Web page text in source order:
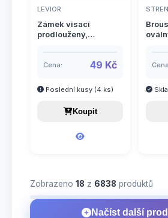
LEVIOR
Zámek visací
prodloužený,
Cena: 49 Kč
Poslední kusy (4 ks)
Koupit
Zobrazeno 18 z 6838 produktů
Načíst další